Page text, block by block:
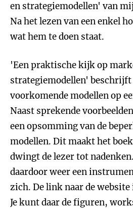
en strategiemodellen' van
Na het lezen van een enkel
wat hem te doen staat.
'Een praktische kijk op
strategiemodellen' beschrijft
voorkomende modellen op
Naast sprekende
een opsomming van de
modellen. Dit maakt het
dwingt de lezer tot
daardoor weer een
zich. De link naar de website
Je kunt daar de figuren,